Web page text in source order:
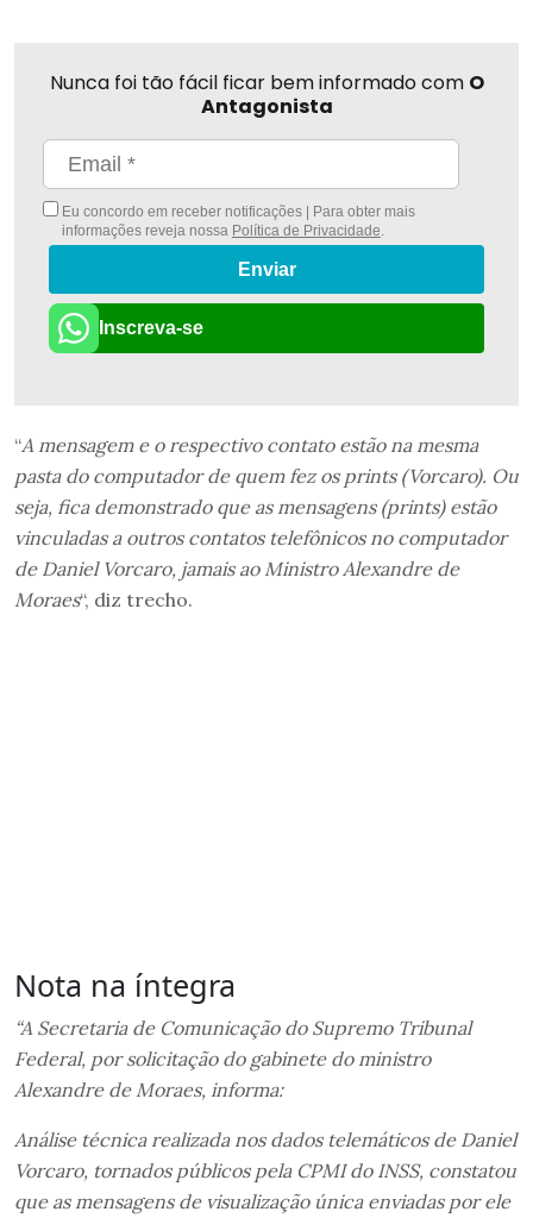
Nunca foi tão fácil ficar bem informado com O
Antagonista
Eu concordo em receber notificações | Para obter mais
informações reveja nossa Política de Privacidade.
Enviar
Inscreva-se
“A mensagem e o respectivo contato estão na mesma
pasta do computador de quem fez os prints (Vorcaro). Ou
seja, fica demonstrado que as mensagens (prints) estão
vinculadas a outros contatos telefônicos no computador
de Daniel Vorcaro, jamais ao Ministro Alexandre de
Moraes“, diz trecho.
Nota na íntegra
“A Secretaria de Comunicação do Supremo Tribunal
Federal, por solicitação do gabinete do ministro
Alexandre de Moraes, informa:
Análise técnica realizada nos dados telemáticos de Daniel
Vorcaro, tornados públicos pela CPMI do INSS, constatou
que as mensagens de visualização única enviadas por ele